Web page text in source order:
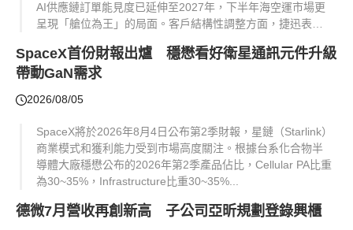
AI供應鏈訂單能見度已延伸至2027年，下半年海空運市場更
呈現「艙位為王」的局面。客戶結構性調整方面，捷迅表
SpaceX首份財報出爐 穩懋看好衛星通訊元件升級
帶動GaN需求
2026/08/05
SpaceX將於2026年8月4日公布第2季財報，星鏈（Starlink）
商業模式和獲利能力受到市場高度關注。根據台系化合物半
導體大廠穩懋公布的2026年第2季產品佔比，Cellular PA比重
為30~35%，Infrastructure比重30~35%...
德微7月營收再創新高 子公司亞昕規劃登錄興櫃